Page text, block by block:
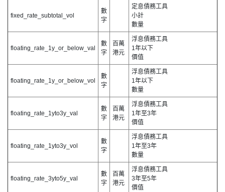
fixed_rate_subtotal_vol
數
字
定息債務工具
小計
數量
floating_rate_1y_or_below_val
數
字
百萬
港元
浮息債務工具
1年以下
價值
floating_rate_1y_or_below_vol
數
字
浮息債務工具
1年以下
數量
floating_rate_1yto3y_val
數
字
百萬
港元
浮息債務工具
1年至3年
價值
floating_rate_1yto3y_vol
數
字
浮息債務工具
1年至3年
數量
floating_rate_3yto5y_val
數
字
百萬
港元
浮息債務工具
3年至5年
價值